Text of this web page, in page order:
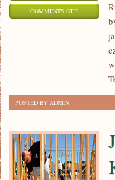
COMMENTS OFFON
FINLANDIA
POSTED BY ADMIN